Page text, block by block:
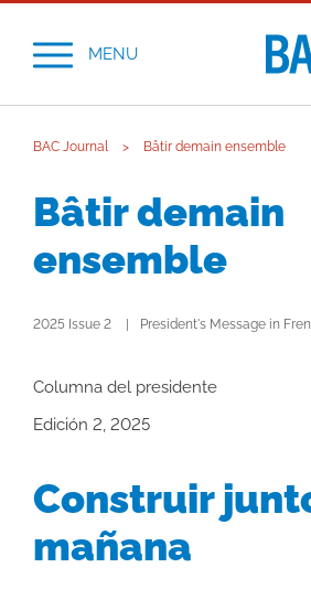
MENU
BAC Journal > Bâtir demain ensemble
Bâtir demain
ensemble
2025 Issue 2 President's Message in
Columna del presidente
Edición 2, 2025
Construir
mañana